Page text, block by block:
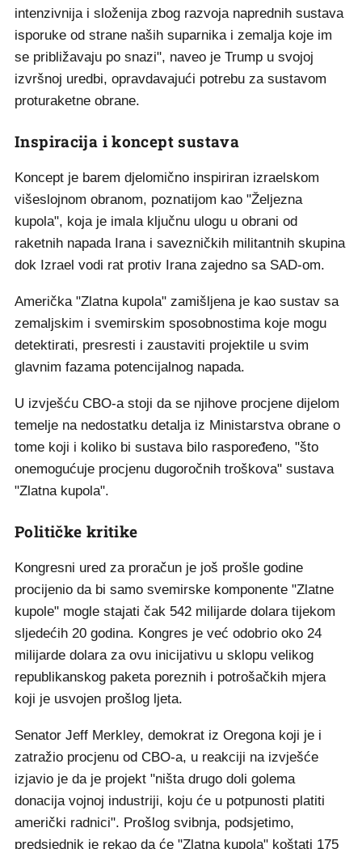
intenzivnija i složenija zbog razvoja naprednih sustava
isporuke od strane naših suparnika i zemalja koje im
se približavaju po snazi", naveo je Trump u svojoj
izvršnoj uredbi, opravdavajući potrebu za sustavom
proturaketne obrane.
Inspiracija i koncept sustava
Koncept je barem djelomično inspiriran izraelskom
višeslojnom obranom, poznatijom kao "Željezna
kupola", koja je imala ključnu ulogu u obrani od
raketnih napada Irana i savezničkih militantnih skupina
dok Izrael vodi rat protiv Irana zajedno sa SAD-om.
Američka "Zlatna kupola" zamišljena je kao sustav sa
zemaljskim i svemirskim sposobnostima koje mogu
detektirati, presresti i zaustaviti projektile u svim
glavnim fazama potencijalnog napada.
U izvješću CBO-a stoji da se njihove procjene dijelom
temelje na nedostatku detalja iz Ministarstva obrane o
tome koji i koliko bi sustava bilo raspoređeno, "što
onemogućuje procjenu dugoročnih troškova" sustava
"Zlatna kupola".
Političke kritike
Kongresni ured za proračun je još prošle godine
procijenio da bi samo svemirske komponente "Zlatne
kupole" mogle stajati čak 542 milijarde dolara tijekom
sljedećih 20 godina. Kongres je već odobrio oko 24
milijarde dolara za ovu inicijativu u sklopu velikog
republikanskog paketa poreznih i potrošačkih mjera
koji je usvojen prošlog ljeta.
Senator Jeff Merkley, demokrat iz Oregona koji je i
zatražio procjenu od CBO-a, u reakciji na izvješće
izjavio je da je projekt "ništa drugo doli golema
donacija vojnoj industriji, koju će u potpunosti platiti
američki radnici". Prošlog svibnja, podsjetimo,
predsjednik je rekao da će "Zlatna kupola" koštati 175